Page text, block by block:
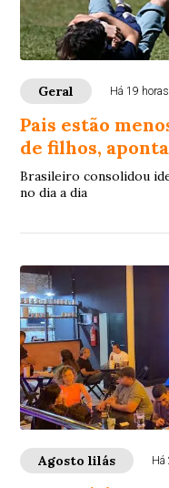
Geral Há 19 horas
Pais estão
de filhos,
Brasileiro consolidou
no dia a dia
Agosto lilás Há